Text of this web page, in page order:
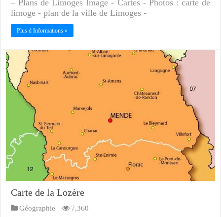
– Plans de Limoges Image - Cartes - Photos : carte de
limoge - plan de la ville de Limoges -
Plus d Informations »
Carte de la Lozère
Géographie 7,360